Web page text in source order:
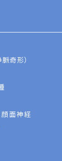
奇形）
顔面神経